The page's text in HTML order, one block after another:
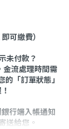
可繳費）
未付款？
流處理時間需
「訂單狀態」
行端入帳通知
送給您。